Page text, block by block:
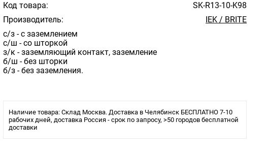
Код товара:
SK-R13-10-K98
Производитель:
IEK / BRITE
с/з - с заземлением
с/ш - со шторкой
з/к - заземляющий контакт, заземление
б/ш - без шторки
б/з - без заземления.
Наличие товара: Склад Москва. Доставка в Челябинск БЕСПЛАТНО 7-10
рабочих дней, доставка Россия - срок по запросу, >50 городов бесплатной
доставки